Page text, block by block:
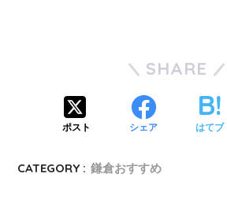
SHARE
ポスト シェア はてブ
CATEGORY : 鎌倉おすすめ